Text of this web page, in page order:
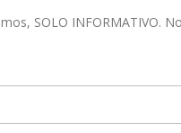
SOLO INFORMATIVO.